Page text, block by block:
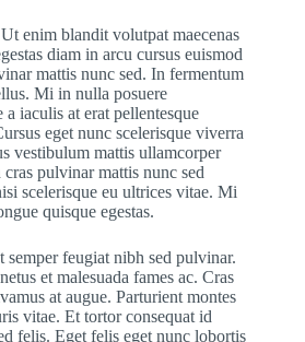
enim blandit volutpat maecenas
diam in arcu cursus euismod
mattis nunc sed. In fermentum
Mi in nulla posuere
iaculis at erat pellentesque
eget nunc scelerisque viverra
vestibulum mattis ullamcorper
pulvinar mattis nunc sed
scelerisque eu ultrices vitae. Mi
quisque egestas.
semper feugiat nibh sed pulvinar.
et malesuada fames ac. Cras
at augue. Parturient montes
vitae. Et tortor consequat id
felis. Eget felis eget nunc lobortis